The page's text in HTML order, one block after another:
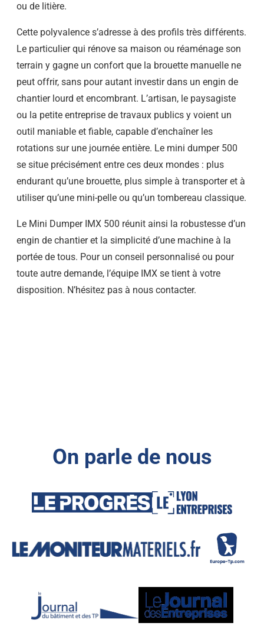
ou de litière.
Cette polyvalence s’adresse à des profils très différents.
Le particulier qui rénove sa maison ou réaménage son
terrain y gagne un confort que la brouette manuelle ne
peut offrir, sans pour autant investir dans un engin de
chantier lourd et encombrant. L’artisan, le paysagiste
ou la petite entreprise de travaux publics y voient un
outil maniable et fiable, capable d’enchaîner les
rotations sur une journée entière. Le mini dumper 500
se situe précisément entre ces deux mondes : plus
endurant qu’une brouette, plus simple à transporter et à
utiliser qu’une mini-pelle ou qu’un tombereau classique.
Le Mini Dumper IMX 500 réunit ainsi la robustesse d’un
engin de chantier et la simplicité d’une machine à la
portée de tous. Pour un conseil personnalisé ou pour
toute autre demande, l’équipe IMX se tient à votre
disposition. N’hésitez pas à nous contacter.
On parle de nous